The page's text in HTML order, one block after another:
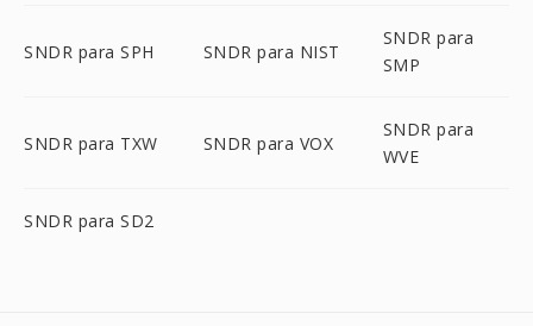
SNDR para SPH SNDR para NIST
SNDR para
SMP
SNDR para TXW SNDR para VOX
SNDR para
WVE
SNDR para SD2